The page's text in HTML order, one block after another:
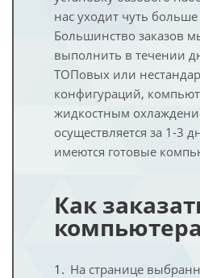
нас уходит чуть больше
Большинство заказов
выполнить в течении
ТОПовых или
конфигураций,
жидкостным
осуществляется за 1-3
имеются готовые
Как
компьютера
На странице